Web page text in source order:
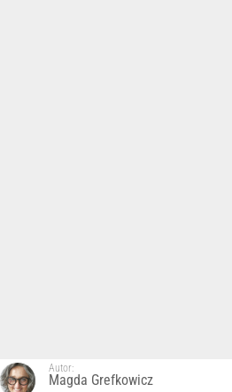
Autor:
Magda Grefkowicz